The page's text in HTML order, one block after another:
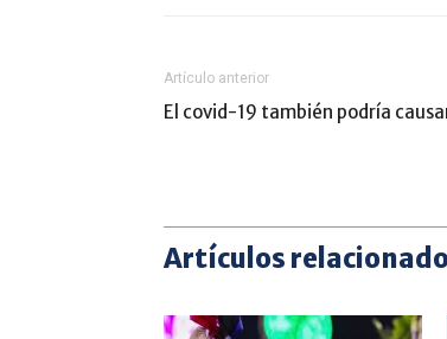
Artículo anterior
El covid-19 también podría
Artículos